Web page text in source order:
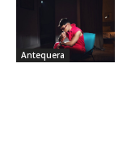
Antequera